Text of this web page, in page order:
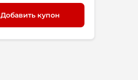
Добавить купон